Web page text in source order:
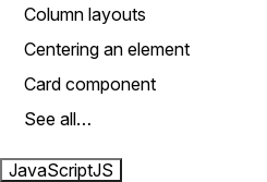
Column layouts
Centering an element
Card component
See all…
JavaScriptJS